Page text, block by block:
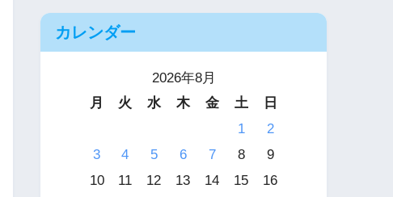
カレンダー
2026年8月
月
火 水 木 金 土
日
1
2
3
4 5 6 7 8
9
10
11 12 13 14 15
16